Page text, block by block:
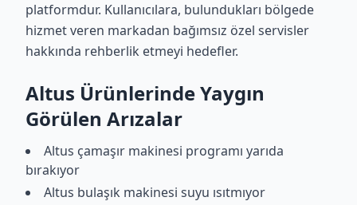
platformdur. Kullanıcılara, bulundukları bölgede
hizmet veren markadan bağımsız özel servisler
hakkında rehberlik etmeyi hedefler.
Altus Ürünlerinde Yaygın
Görülen Arızalar
Altus çamaşır makinesi programı yarıda
bırakıyor
Altus bulaşık makinesi suyu ısıtmıyor